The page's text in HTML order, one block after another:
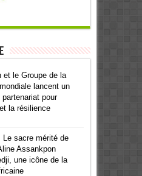
et le Groupe de la
lancent un
partenariat pour
et la résilience
Le sacre mérité de
Assankpon
une icône de la